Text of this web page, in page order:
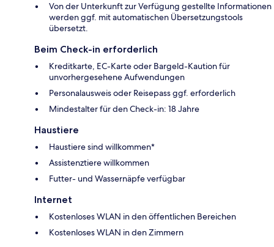
Von der Unterkunft zur Verfügung gestellte Informationen
werden ggf. mit automatischen Übersetzungstools
übersetzt.
Beim Check-in erforderlich
Kreditkarte, EC-Karte oder Bargeld-Kaution für
unvorhergesehene Aufwendungen
Personalausweis oder Reisepass ggf. erforderlich
Mindestalter für den Check-in: 18 Jahre
Haustiere
Haustiere sind willkommen*
Assistenztiere willkommen
Futter- und Wassernäpfe verfügbar
Internet
Kostenloses WLAN in den öffentlichen Bereichen
Kostenloses WLAN in den Zimmern